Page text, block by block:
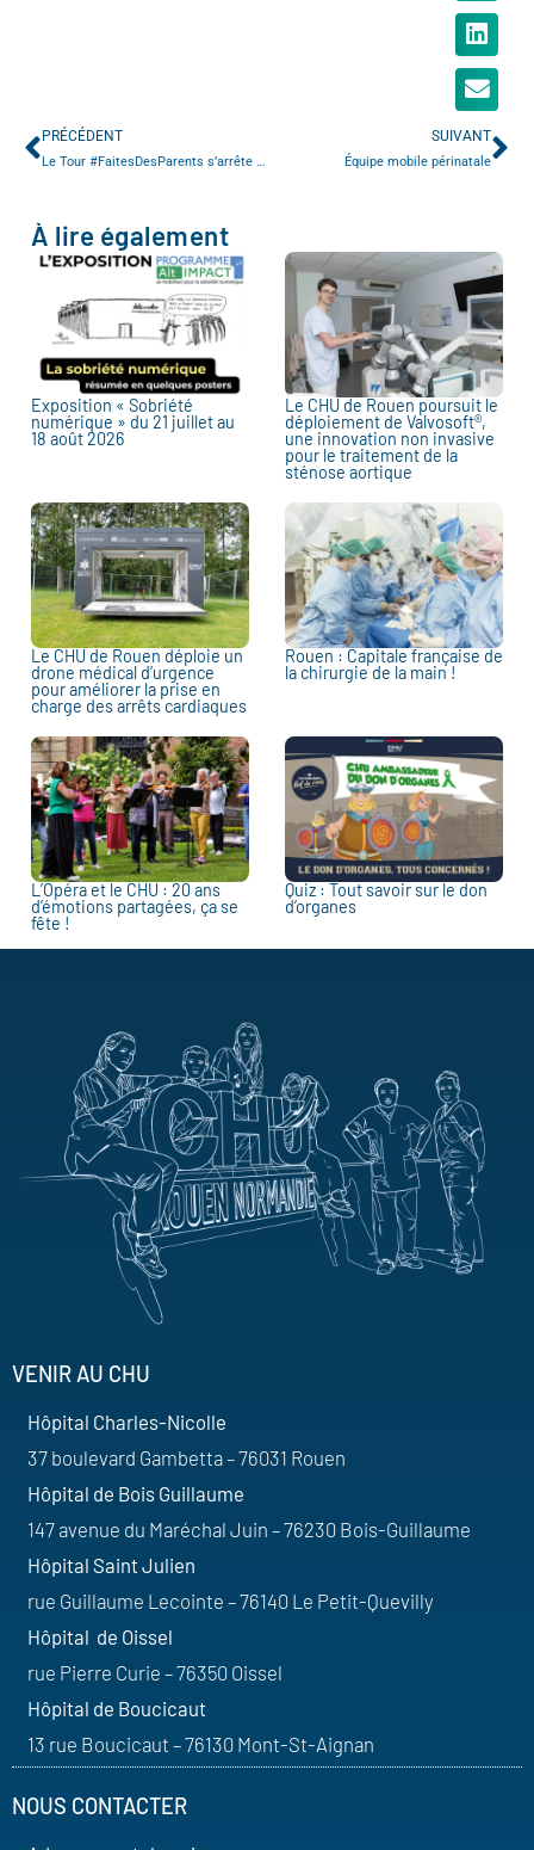
PRÉCÉDENT
Le Tour #FaitesDesParents s’arrête à Rouen le 22 septembre
SUIVANT
Équipe mobile périnatale
À lire également
Exposition « Sobriété
numérique » du 21 juillet au
18 août 2026
Le CHU de Rouen poursuit le
déploiement de Valvosoft®,
une innovation non invasive
pour le traitement de la
sténose aortique
Le CHU de Rouen déploie un
drone médical d’urgence
pour améliorer la prise en
charge des arrêts cardiaques
Rouen : Capitale française de
la chirurgie de la main !
L’Opéra et le CHU : 20 ans
d’émotions partagées, ça se
fête !
Quiz : Tout savoir sur le don
d’organes
VENIR AU CHU
Hôpital Charles-Nicolle
37 boulevard Gambetta – 76031 Rouen
Hôpital de Bois Guillaume
147 avenue du Maréchal Juin – 76230 Bois-Guillaume
Hôpital Saint Julien
rue Guillaume Lecointe – 76140 Le Petit-Quevilly
Hôpital de Oissel
rue Pierre Curie – 76350 Oissel
Hôpital de Boucicaut
13 rue Boucicaut – 76130 Mont-St-Aignan
NOUS CONTACTER